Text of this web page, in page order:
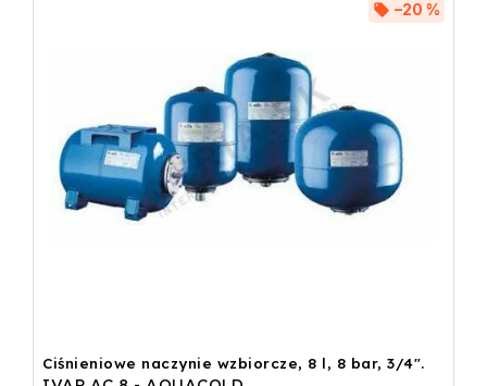
Ciśnieniowe naczynie wzbiorcze, 8 l, 8 bar, 3/4".
–20 %